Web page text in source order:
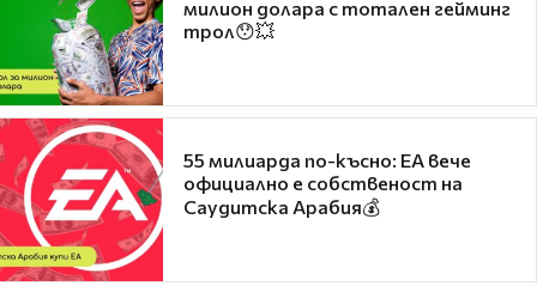
милион долара с тотален гейминг
трол😯💥
55 милиарда по-късно: EA вече
официално е собственост на
Саудитска Арабия💰